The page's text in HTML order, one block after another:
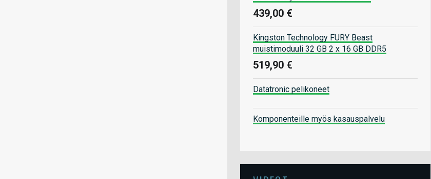
439,00 €
Kingston Technology FURY Beast
muistimoduuli 32 GB 2 x 16 GB DDR5
519,90 €
Datatronic pelikoneet
Komponenteille myös kasauspalvelu